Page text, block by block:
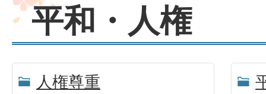
平和・人権
人権尊重